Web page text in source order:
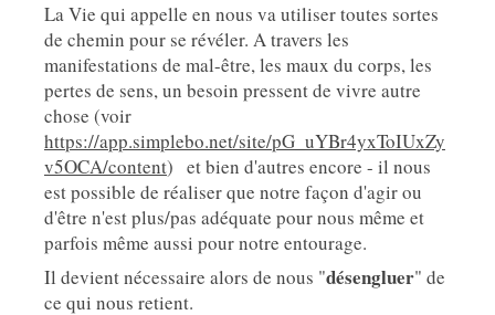
La Vie qui appelle en nous va utiliser toutes sortes
de chemin pour se révéler. A travers les
manifestations de mal-être, les maux du corps, les
pertes de sens, un besoin pressent de vivre autre
chose (voir
https://app.simplebo.net/site/pG_uYBr4yxToIUxZy
v5OCA/content) et bien d'autres encore - il nous
est possible de réaliser que notre façon d'agir ou
d'être n'est plus/pas adéquate pour nous même et
parfois même aussi pour notre entourage.
Il devient nécessaire alors de nous "désengluer" de
ce qui nous retient.